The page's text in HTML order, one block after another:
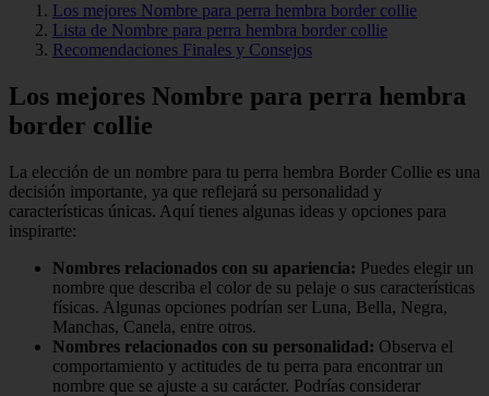
Los mejores Nombre para perra hembra border collie
Lista de Nombre para perra hembra border collie
Recomendaciones Finales y Consejos
Los mejores Nombre para perra hembra
border collie
La elección de un nombre para tu perra hembra Border Collie es una
decisión importante, ya que reflejará su personalidad y
características únicas. Aquí tienes algunas ideas y opciones para
inspirarte:
Nombres relacionados con su apariencia: Puedes elegir un
nombre que describa el color de su pelaje o sus características
físicas. Algunas opciones podrían ser Luna, Bella, Negra,
Manchas, Canela, entre otros.
Nombres relacionados con su personalidad: Observa el
comportamiento y actitudes de tu perra para encontrar un
nombre que se ajuste a su carácter. Podrías considerar